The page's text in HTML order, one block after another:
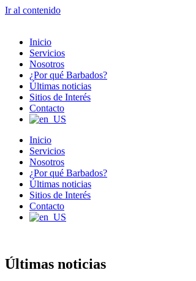
Ir al contenido
Inicio
Servicios
Nosotros
¿Por qué Barbados?
Últimas noticias
Sitios de Interés
Contacto
Inicio
Servicios
Nosotros
¿Por qué Barbados?
Últimas noticias
Sitios de Interés
Contacto
Últimas noticias